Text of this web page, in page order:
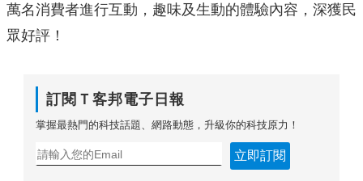
萬名消費者進行互動，趣味及生動的體驗內容，深獲民
眾好評！
訂閱Ｔ客邦電子日報
掌握最熱門的科技話題、網路動態，升級你的科技原力！
立即訂閱